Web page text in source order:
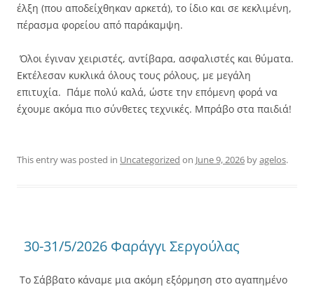
έλξη (που αποδείχθηκαν αρκετά), το ίδιο και σε κεκλιμένη,
πέρασμα φορείου από παράκαμψη.
Όλοι έγιναν χειριστές, αντίβαρα, ασφαλιστές και θύματα.
Εκτέλεσαν κυκλικά όλους τους ρόλους, με μεγάλη
επιτυχία. Πάμε πολύ καλά, ώστε την επόμενη φορά να
έχουμε ακόμα πιο σύνθετες τεχνικές. Μπράβο στα παιδιά!
This entry was posted in Uncategorized on June 9, 2026 byagelos.
30-31/5/2026 Φαράγγι Σεργούλας
Το Σάββατο κάναμε μια ακόμη εξόρμηση στο αγαπημένο